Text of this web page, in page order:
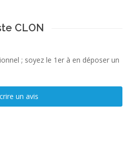
CLON
; soyez le 1er à en déposer un
un avis